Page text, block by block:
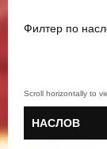
Филтер по
НАСЛОВ